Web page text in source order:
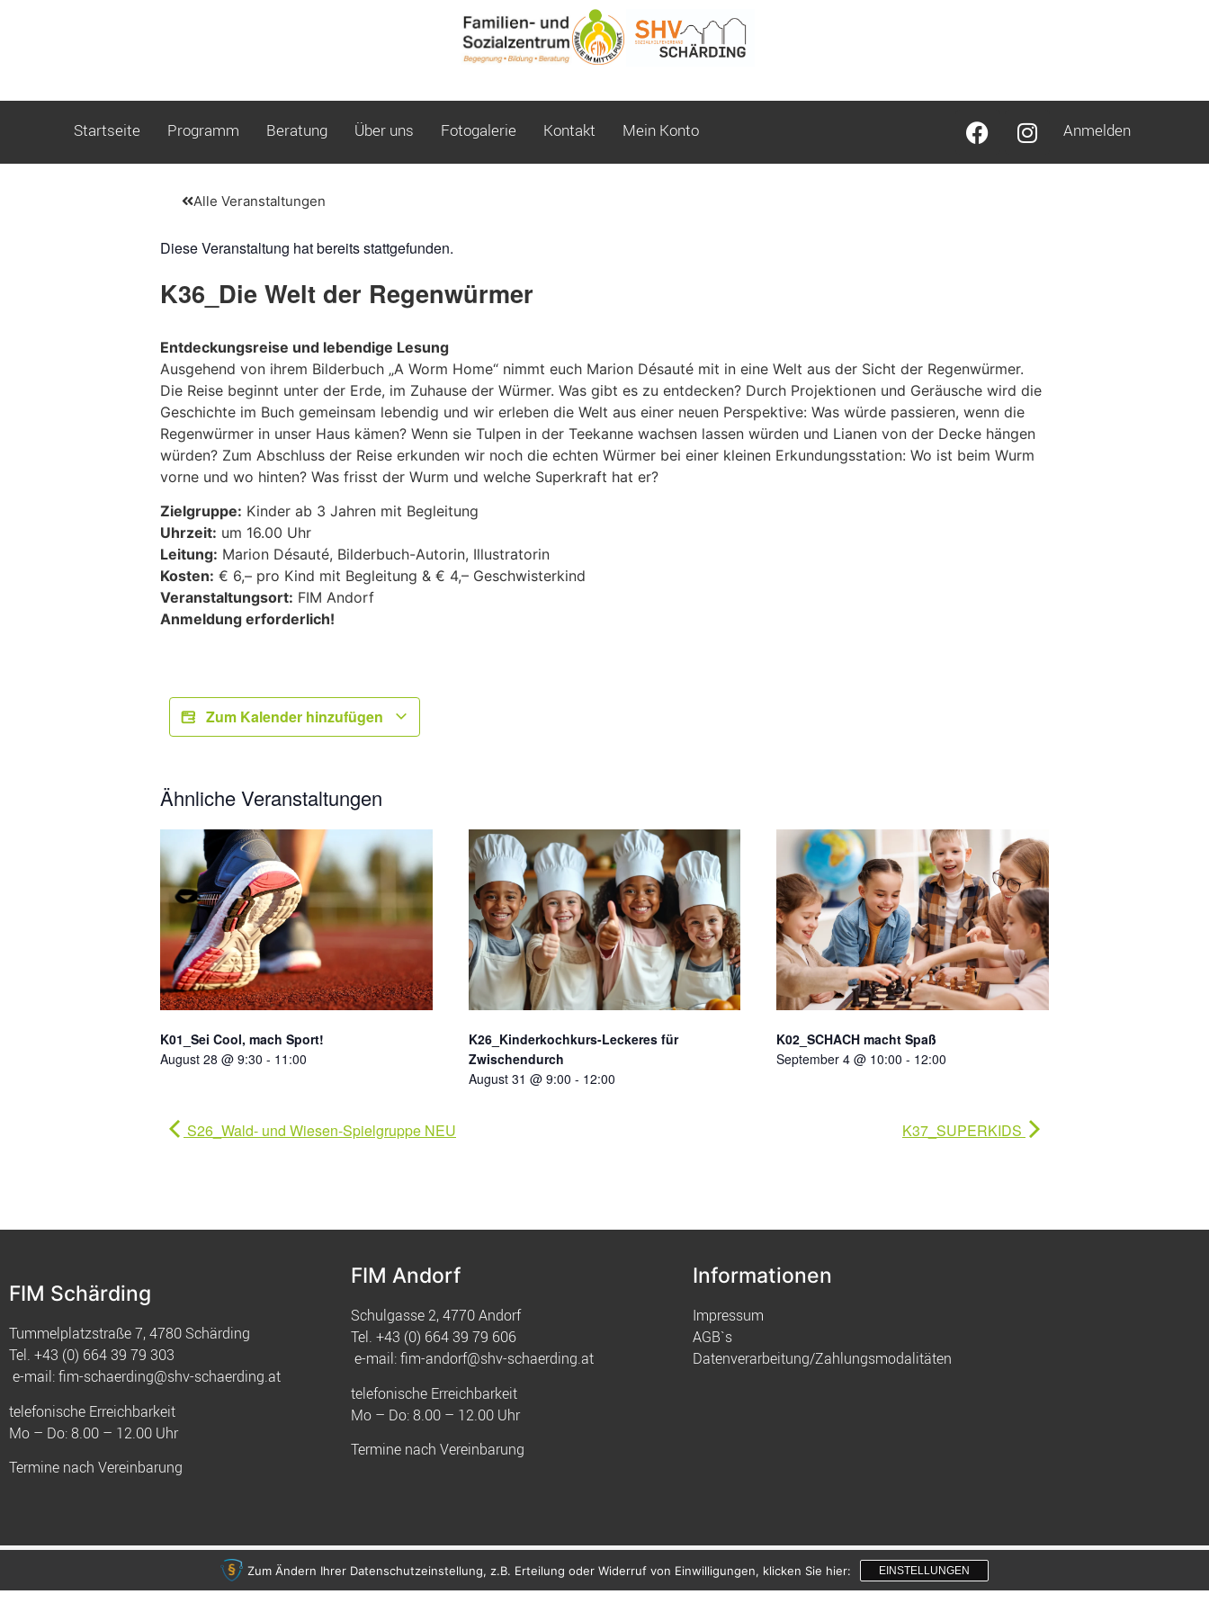
Startseite Programm Beratung Über uns Fotogalerie Kontakt Mein Konto Anmelden
Alle Veranstaltungen
Diese Veranstaltung hat bereits stattgefunden.
K36_Die Welt der Regenwürmer
Entdeckungsreise und lebendige Lesung
Ausgehend von ihrem Bilderbuch „A Worm Home“ nimmt euch Marion Désauté mit in eine Welt aus der Sicht der Regenwürmer.
Die Reise beginnt unter der Erde, im Zuhause der Würmer. Was gibt es zu entdecken? Durch Projektionen und Geräusche wird die
Geschichte im Buch gemeinsam lebendig und wir erleben die Welt aus einer neuen Perspektive: Was würde passieren, wenn die
Regenwürmer in unser Haus kämen? Wenn sie Tulpen in der Teekanne wachsen lassen würden und Lianen von der Decke hängen
würden? Zum Abschluss der Reise erkunden wir noch die echten Würmer bei einer kleinen Erkundungsstation: Wo ist beim Wurm
vorne und wo hinten? Was frisst der Wurm und welche Superkraft hat er?
Zielgruppe: Kinder ab 3 Jahren mit Begleitung
Uhrzeit: um 16.00 Uhr
Leitung: Marion Désauté, Bilderbuch-Autorin, Illustratorin
Kosten: € 6,– pro Kind mit Begleitung & € 4,– Geschwisterkind
Veranstaltungsort: FIM Andorf
Anmeldung erforderlich!
Zum Kalender hinzufügen
Ähnliche Veranstaltungen
K01_Sei Cool, mach Sport!
August 28 @ 9:30 - 11:00
K26_Kinderkochkurs-Leckeres für
Zwischendurch
August 31 @ 9:00 - 12:00
K02_SCHACH macht Spaß
September 4 @ 10:00 - 12:00
S26_Wald- und Wiesen-Spielgruppe NEU K37_SUPERKIDS
FIM Schärding
Tummelplatzstraße 7, 4780 Schärding
Tel. +43 (0) 664 39 79 303
e-mail:fim-schaerding@shv-schaerding.at
telefonische Erreichbarkeit
Mo – Do: 8.00 – 12.00 Uhr
Termine nach Vereinbarung
FIM Andorf
Schulgasse 2, 4770 Andorf
Tel. +43 (0) 664 39 79 606
e-mail:fim-andorf@shv-schaerding.at
telefonische Erreichbarkeit
Mo – Do: 8.00 – 12.00 Uhr
Termine nach Vereinbarung
Informationen
Impressum
AGB`s
Datenverarbeitung/Zahlungsmodalitäten
gemacht mit von innDesign
Zum Ändern Ihrer Datenschutzeinstellung, z.B. Erteilung oder Widerruf von Einwilligungen, klicken Sie hier: EINSTELLUNGEN